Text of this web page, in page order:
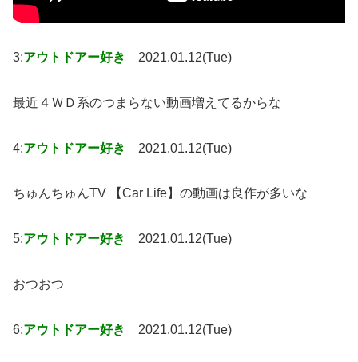
3:アウトドアー好き 2021.01.12(Tue)
最近４ＷＤ系のつまらない動画増えてるからな
4:アウトドアー好き 2021.01.12(Tue)
ちゅんちゅんTV 【Car Life】の動画は良作が多いな
5:アウトドアー好き 2021.01.12(Tue)
おつおつ
6:アウトドアー好き 2021.01.12(Tue)